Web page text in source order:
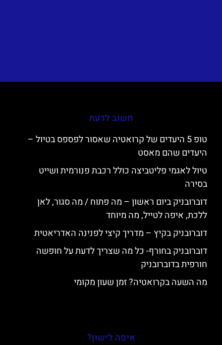
חשוב לדעת
טופ 5 היעדים של קרואטיה שאסור לפספס בטיול –
היעדים שהם מאסט
טיול לאגמי פליטביצה כולל רכבת פנורמית ושייט
בסירה
דוברובניק ביום ראשון – מה פתוח / מה סגור, לאן
ללכת, איפה לטייל, מה מיוחד
דוברובניק בקיץ – מדריך קיצי לפנינה האדריאטית
דוברובניק בחורף- כל מה שצריך לדעת על חופשה
חורפית בדוברובניק
מה השעה בקרואטיה? זמן שעון מקומי
איפה לישון?